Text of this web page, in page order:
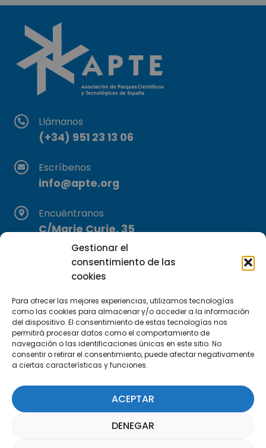
Gestionar el
consentimiento de las
cookies
Para ofrecer las mejores experiencias, utilizamos tecnologías
como las cookies para almacenar y/o acceder a la información
del dispositivo. El consentimiento de estas tecnologías nos
permitirá procesar datos como el comportamiento de
navegación o las identificaciones únicas en este sitio. No
consentir o retirar el consentimiento, puede afectar negativamente
a ciertas características y funciones.
ACEPTAR
DENEGAR
Llámanos
(+34) 951 23 13 06
Escríbenos
info@apte.org
Encuéntranos
C/Marie Curie, 35
29590 Campanillas, Málaga
Suscríbete a nuestra Newsletter
SUSCRÍBETE AQUÍ